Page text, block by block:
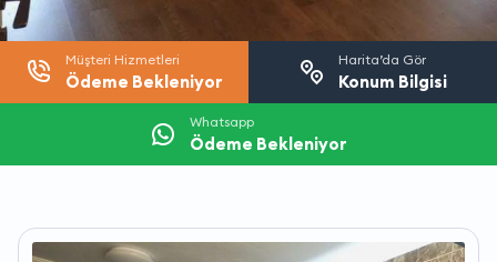
Müşteri Hizmetleri
Ödeme Bekleniyor
Harita’da Gör
Konum Bilgisi
Whatsapp
Ödeme Bekleniyor